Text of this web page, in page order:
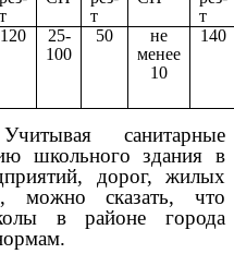
т
т
т
120
25-
100
50
не
менее
10
140
санитарные
школьного здания в
дорог, жилых
можно сказать, что
в районе города